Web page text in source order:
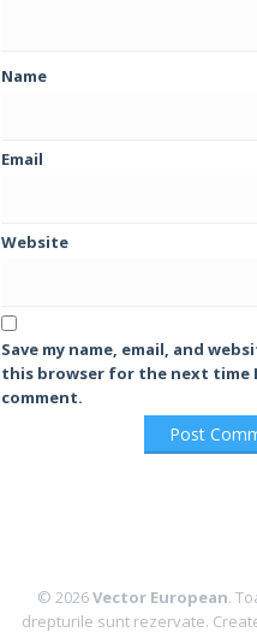
Name
Email
Website
Save my name, email, and
this browser for the next time I
comment.
© 2026Vector European.
drepturile sunt rezervate.